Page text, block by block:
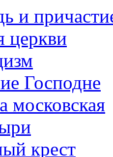
и
церкви
Господне
московская
крест